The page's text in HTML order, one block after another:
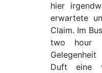
hier
erwartete
Claim. Im
two hour
Duft eine